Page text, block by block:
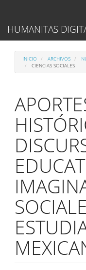
Contenido
principal
lateral
HUMANITAS
INICIO ARCHIVOS
CIENCIAS SOCIALES